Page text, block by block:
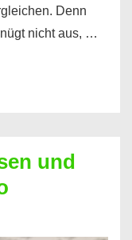
Denn
nicht aus, …
und